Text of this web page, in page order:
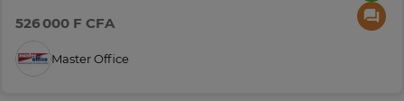
526 000 F CFA
Master Office